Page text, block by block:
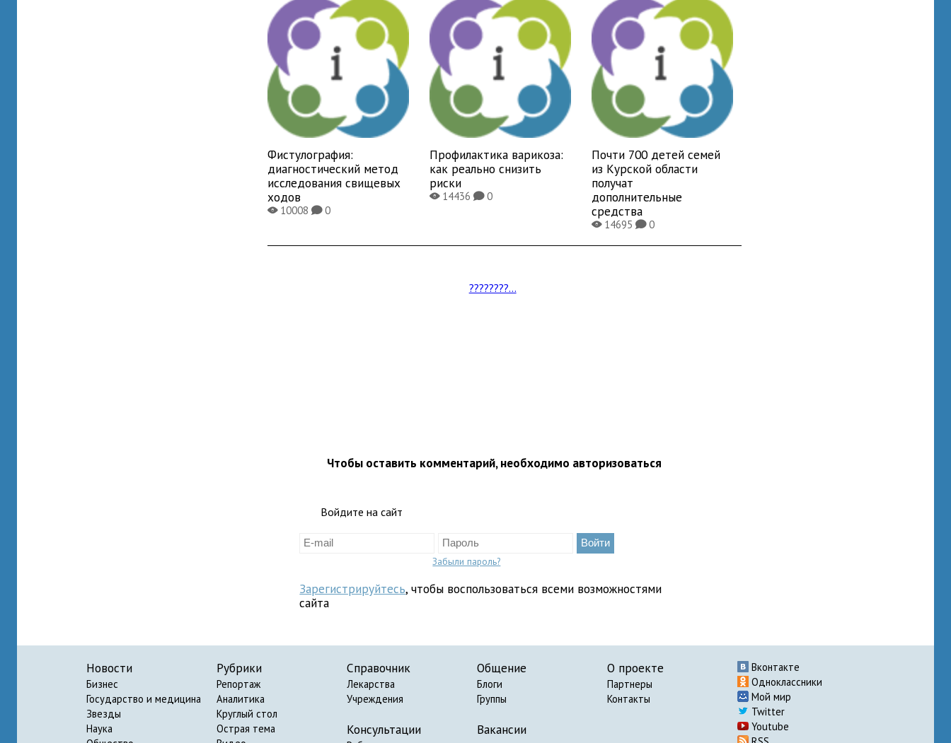
Фистулография:
диагностический метод
исследования свищевых
ходов
X10008K0
Профилактика варикоза:
как реально снизить
риски
X14436K0
Почти 700 детей семей
из Курской области
получат
дополнительные
средства
X14695K0
????????...
Чтобы оставить комментарий, необходимо авторизоваться
Войдите на сайт
Забыли пароль?
Зарегистрируйтесь, чтобы воспользоваться всеми возможностями
сайта
Новости
Бизнес
Государство и медицина
Звезды
Наука
Рубрики
Репортаж
Аналитика
Круглый стол
Острая тема
Справочник
Лекарства
Учреждения
Консультации
Общение
Блоги
Группы
Вакансии
О проекте
Партнеры
Контакты
Вконтакте
Одноклассники
Мой мир
Twitter
Youtube